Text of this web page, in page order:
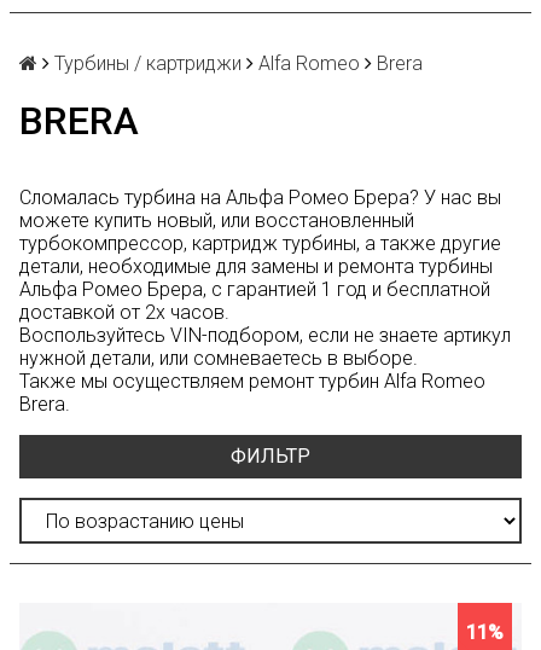
Турбины / картриджи Alfa Romeo Brera
BRERA
Сломалась турбина на Альфа Ромео Брера? У нас вы
можете купить новый, или восстановленный
турбокомпрессор, картридж турбины, а также другие
детали, необходимые для замены и ремонта турбины
Альфа Ромео Брера, с гарантией 1 год и бесплатной
доставкой от 2х часов.
Воспользуйтесь VIN-подбором, если не знаете артикул
нужной детали, или сомневаетесь в выборе.
Также мы осуществляем ремонт турбин Alfa Romeo
Brera.
ФИЛЬТР
11%